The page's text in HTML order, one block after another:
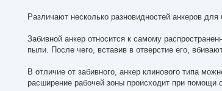
Различают несколько разновидностей анкеров
Забивной анкер относится к самому
пыли. После чего, вставив в отверстие его,
В отличие от забивного, анкер клинового типа
расширение рабочей зоны происходит при помощи